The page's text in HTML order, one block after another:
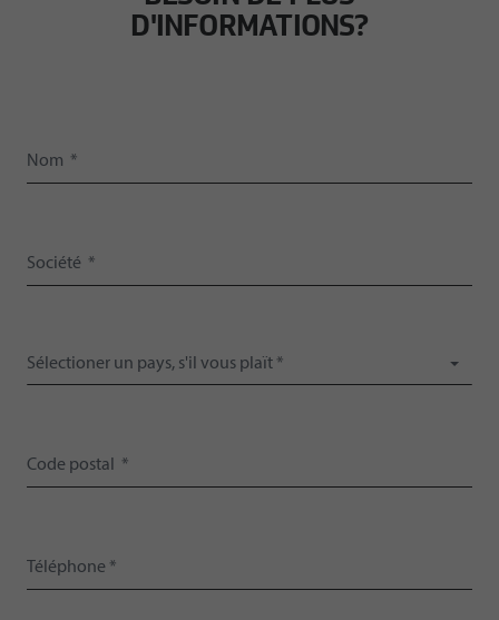
D'INFORMATIONS?
Sélectioner un pays, s'il vous plaït *